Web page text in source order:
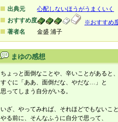
出典元
心配しないほうがうまくいく
おすすめ度
※おすすめ
著者名
金盛 浦子
まゆの感想
ちょっと面倒なことや、辛いことがあると
すぐに「ああ、面倒だな、やだな…」と
思ってしまう自分がいる。
いざ、やってみれば、それほどでもないこ
やる前に、そんなふうに自分で思って、